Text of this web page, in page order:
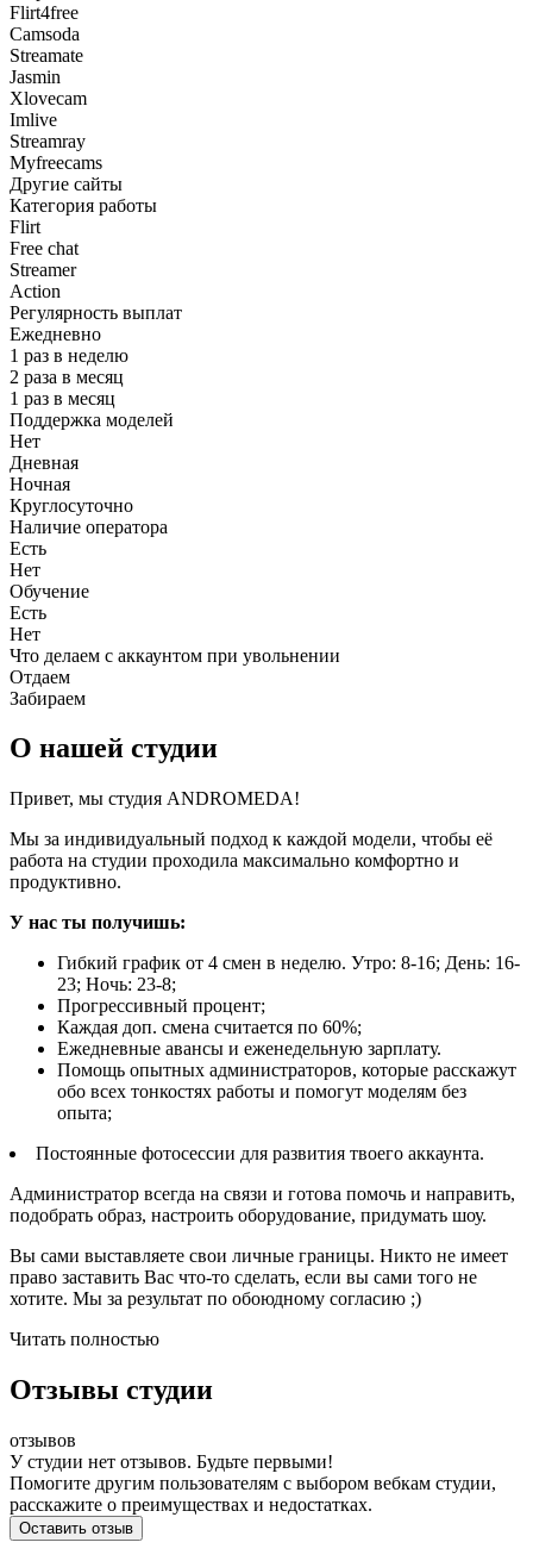
Flirt4free
Camsoda
Streamate
Jasmin
Xlovecam
Imlive
Streamray
Myfreecams
Другие сайты
Категория работы
Flirt
Free chat
Streamer
Action
Регулярность выплат
Ежедневно
1 раз в неделю
2 раза в месяц
1 раз в месяц
Поддержка моделей
Нет
Дневная
Ночная
Круглосуточно
Наличие оператора
Есть
Нет
Обучение
Есть
Нет
Что делаем с аккаунтом при увольнении
Отдаем
Забираем
О нашей студии
Привет, мы студия ANDROMEDA!
Мы за индивидуальный подход к каждой модели, чтобы её
работа на студии проходила максимально комфортно и
продуктивно.
У нас ты получишь:
Гибкий график от 4 смен в неделю. Утро: 8-16; День: 16-
23; Ночь: 23-8;
Прогрессивный процент;
Каждая доп. смена считается по 60%;
Ежедневные авансы и еженедельную зарплату.
Помощь опытных администраторов, которые расскажут
обо всех тонкостях работы и помогут моделям без
опыта;
Постоянные фотосессии для развития твоего аккаунта.
Администратор всегда на связи и готова помочь и направить,
подобрать образ, настроить оборудование, придумать шоу.
Вы сами выставляете свои личные границы. Никто не имеет
право заставить Вас что-то сделать, если вы сами того не
хотите. Мы за результат по обоюдному согласию ;)
Читать полностью
Отзывы студии
отзывов
У студии нет отзывов. Будьте первыми!
Помогите другим пользователям с выбором вебкам студии,
расскажите о преимуществах и недостатках.
Оставить отзыв